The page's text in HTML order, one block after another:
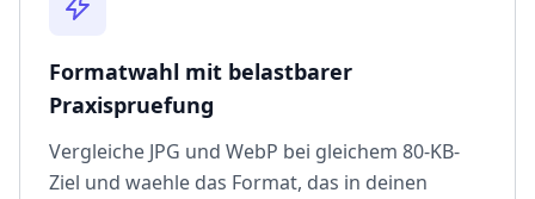
Formatwahl mit belastbarer
Praxispruefung
Vergleiche JPG und WebP bei gleichem 80-KB-
Ziel und waehle das Format, das in deinen